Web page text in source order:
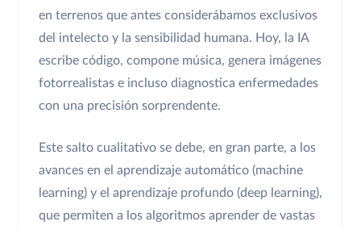
en terrenos que antes considerábamos exclusivos
del intelecto y la sensibilidad humana. Hoy, la IA
escribe código, compone música, genera imágenes
fotorrealistas e incluso diagnostica enfermedades
con una precisión sorprendente.
Este salto cualitativo se debe, en gran parte, a los
avances en el aprendizaje automático (machine
learning) y el aprendizaje profundo (deep learning),
que permiten a los algoritmos aprender de vastas